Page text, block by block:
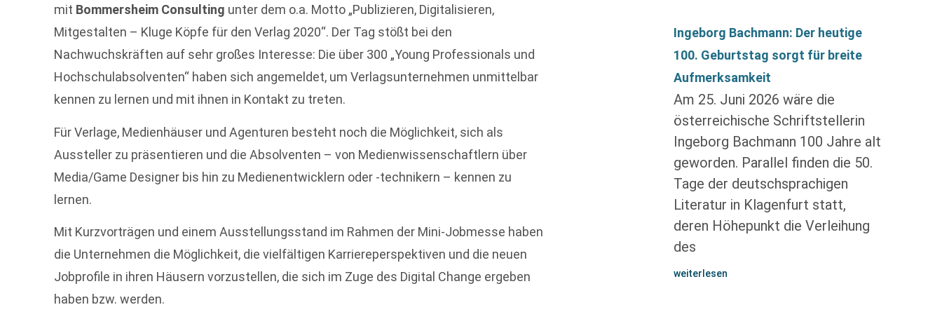
mit Bommersheim Consulting unter dem o.a. Motto „Publizieren, Digitalisieren,
Mitgestalten – Kluge Köpfe für den Verlag 2020“. Der Tag stößt bei den
Nachwuchskräften auf sehr großes Interesse: Die über 300 „Young Professionals und
Hochschulabsolventen“ haben sich angemeldet, um Verlagsunternehmen unmittelbar
kennen zu lernen und mit ihnen in Kontakt zu treten.
Für Verlage, Medienhäuser und Agenturen besteht noch die Möglichkeit, sich als
Aussteller zu präsentieren und die Absolventen – von Medienwissenschaftlern über
Media/Game Designer bis hin zu Medienentwicklern oder -technikern – kennen zu
lernen.
Mit Kurzvorträgen und einem Ausstellungsstand im Rahmen der Mini-Jobmesse haben
die Unternehmen die Möglichkeit, die vielfältigen Karriereperspektiven und die neuen
Jobprofile in ihren Häusern vorzustellen, die sich im Zuge des Digital Change ergeben
haben bzw. werden.
Ingeborg Bachmann: Der heutige
100. Geburtstag sorgt für breite
Aufmerksamkeit
Am 25. Juni 2026 wäre die
österreichische Schriftstellerin
Ingeborg Bachmann 100 Jahre alt
geworden. Parallel finden die 50.
Tage der deutschsprachigen
Literatur in Klagenfurt statt,
deren Höhepunkt die Verleihung
des
weiterlesen